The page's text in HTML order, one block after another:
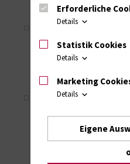
künstlichem
Bader, R
Mechanische Effekte bei
Numerische und
Impingement und
Forschungspreis der
Orthopädie und
Schultze C, Klüß D,
Erforderliche
Details
Statistik Cookies
Details
Marketing
Details
Eigene